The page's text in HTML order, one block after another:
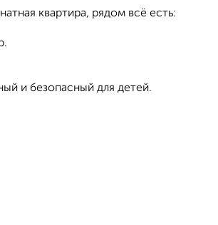
квартиpа, pядом всё ecть:
и безопасный для детей.